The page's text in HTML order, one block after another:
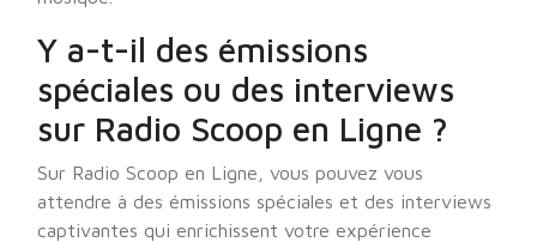
Y a-t-il des émissions
spéciales ou des interviews
sur Radio Scoop en Ligne ?
Sur Radio Scoop en Ligne, vous pouvez vous
attendre à des émissions spéciales et des interviews
captivantes qui enrichissent votre expérience